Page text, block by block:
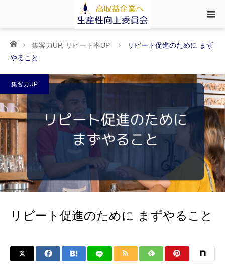
ホーム集客力UP, リピート率UP
リピート促進のために まず
やること
集客力UP
リピート促進のために まずやること